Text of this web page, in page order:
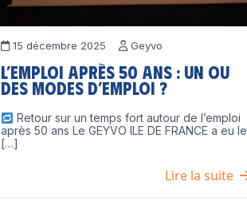
15 décembre 2025 Geyvo
L’emploi après 50 ans : un ou
des modes d’emploi ?
Retour sur un temps fort autour de l’emploi
après 50 ans Le GEYVO ILE DE FRANCE a eu le
[…]
Lire la suite